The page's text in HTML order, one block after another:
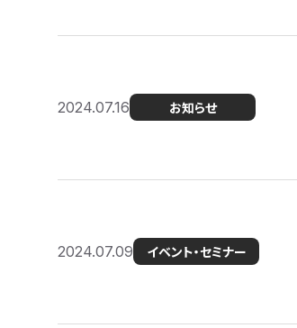
2024.07.16 お知らせ
2024.07.09 イベント・セミナー